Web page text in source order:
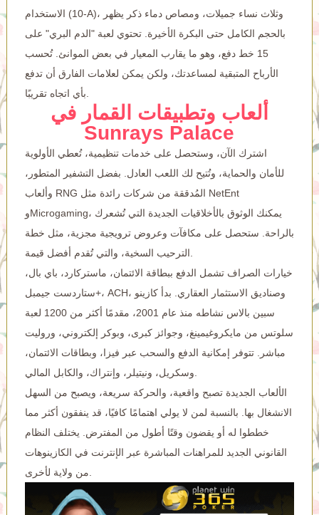
الاستخدام (10-A)، وثلاث نساء جميلات، ومصاص دماء ذكر يظهر
بالحجم الكامل حتى البكرة الأخيرة.تحتوي لعبة "الدم البري" على
15 خط دفع، وهو ما يقارب المعيار في بعض الموانئ. تُحسب
الأرباح المتبقية لمساعدتك، ولكن يمكن لعلامات الفارق أن تدفع
ألعاب وتطبيقات القمار في
Sunrays Palace
اشترك الآن، وستحصل على خدمات تنظيمية، تُعطي الأولوية
للأمان والحماية، وتُتيح لك اللعب العادل. بفضل التشفير المتطور،
وألعاب RNG المُدققة من شركات رائدة مثل NetEnt
وMicrogaming، يمكنك الوثوق بالأخلاقيات الجديدة التي تُشعرك
بالراحة. ستحصل على مكافآت وعروض ترويجية مجزية، مثل خطة
خيارات الصراف تشمل الدفع ببطاقة الائتمان، ماستركارد، باي بال،
ستاردست جيمبل+، ACH، وصناديق الاستثمار العقاري. بدأ كازينو
سبين بالاس نشاطه منذ عام 2001، مقدمًا أكثر من 1200 لعبة
سلوتس من مايكروغيمينغ، وجوائز كبرى، وبوكر إلكتروني، وروليت
مباشر. تتوفر إمكانية الدفع والسحب عبر فيزا، وبطاقات الائتمان،
الألعاب الجديدة تصبح واقعية، والحركة سريعة، ويصبح من السهل
الانشغال بها. بالنسبة لمن لا يولي اهتمامًا كافيًا، قد ينفقون أكثر مما
خططوا له أو يقضون وقتًا أطول من المفترض. يختلف النظام
القانوني الجديد للمراهنات المباشرة عبر الإنترنت في الكازينوهات